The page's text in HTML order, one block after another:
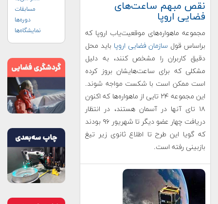
نقص مبهم ساعت‌های
فضایی اروپا
مجموعه ماهواره‌های موقعیت‌یاب اروپا که
براساس قول سازمان فضایی اروپا باید محل
دقیق کاربران را مشخص کنند، به دلیل
مشکلی که برای ساعت‌هایشان بروز کرده
است ممکن است با شکست مواجه شوند.
این مجموعه ۲۴ تایی از ماهواره‌ها که اکنون
۱۸ تای آنها در آسمان هستند، در انتظار
دریافت چهار عضو دیگر تا شهریور ۹۶ بودند
که گویا این طرح تا اطلاع ثانوی زیر تیغ
بازبینی رفته است.
مسابقات
دوره‌ها
نمایشگاه‌ها